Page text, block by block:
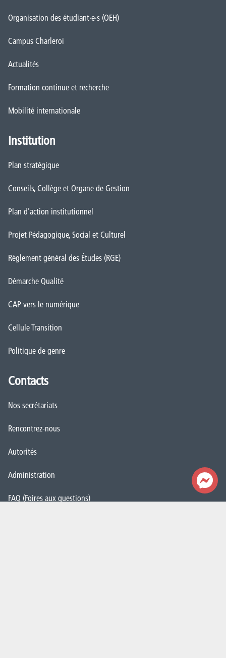
Organisation des étudiant·e·s (OEH)
Campus Charleroi
Actualités
Formation continue et recherche
Mobilité internationale
Institution
Plan stratégique
Conseils, Collège et Organe de Gestion
Plan d'action institutionnel
Projet Pédagogique, Social et Culturel
Règlement général des Études (RGE)
Démarche Qualité
CAP vers le numérique
Cellule Transition
Politique de genre
Contacts
Nos secrétariats
Rencontrez-nous
Autorités
Administration
FAQ (Foires aux questions)